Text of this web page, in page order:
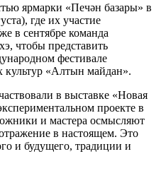
ярмарки «Печән базары» в
где их участие
в сентябре команда
чтобы представить
фестивале
культур «Алтын майдан».
в выставке «Новая
проекте в
и мастера осмысляют
в настоящем. Это
и будущего, традиции и